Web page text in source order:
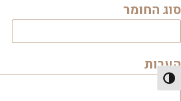
הפעל/כבה ניגודיות גבוהה
סוג החומר
הערות